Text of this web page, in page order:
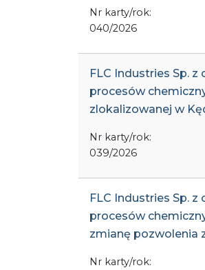
Nr karty/rok:
040/2026
FLC Industries Sp.
procesów
zlokalizowanej w
Nr karty/rok:
039/2026
FLC Industries Sp.
procesów
zmianę pozwolenia
Nr karty/rok: